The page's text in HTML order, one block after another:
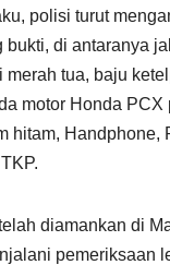
polisi turut
bukti, di antaranya
merah tua, baju
motor Honda PCX
hitam, Handphone,
diamankan di
pemeriksaan